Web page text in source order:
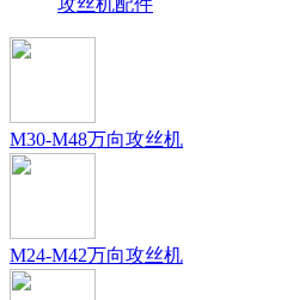
攻丝机配件
M30-M48万向攻丝机
M24-M42万向攻丝机